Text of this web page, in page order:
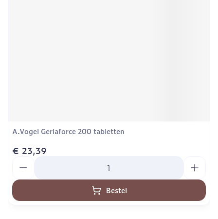
A.Vogel Geriaforce 200 tabletten
€ 23,39
Bestel